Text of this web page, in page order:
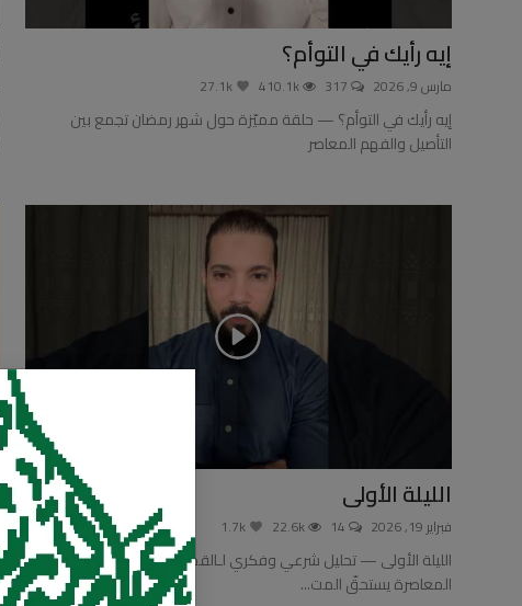
إيه رأيك في التوأم؟
مارس 9, 2026
إيه رأيك في التوأم؟ — حلقة مميّزة حول شهر رمضان تجمع بين
التأصيل والفهم المعاصر
الليلة الأولى
فبراير 19, 2026
الليلة الأولى — تحليل شرعي وفكري لـالقضايا الشرعية والفكرية
المعاصرة يستحقّ المت...